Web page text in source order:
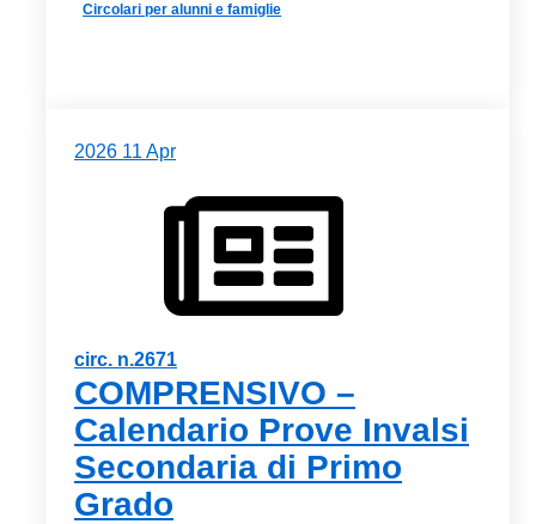
Circolari per alunni e famiglie
2026 11 Apr
circ. n.2671
COMPRENSIVO –
Calendario Prove Invalsi
Secondaria di Primo
Grado